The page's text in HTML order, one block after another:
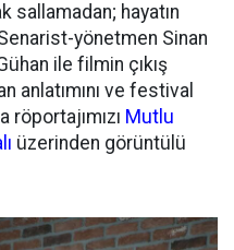
sallamadan; hayatın
yönetmen Sinan
ile filmin çıkış
anlatımını ve festival
Mutlu
üzerinden görüntülü